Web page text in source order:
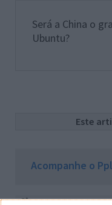
Será a China o
Ubuntu?
Este
Acompanhe o
Proponha uma